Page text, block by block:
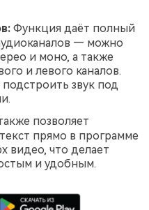
Функция даёт полный
— можно
и моно, а также
и левого каналов.
подстроить звук под
позволяет
прямо в программе
видео, что делает
и удобным.